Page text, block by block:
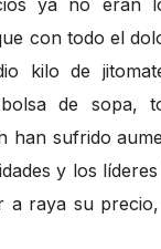
ya no eran
con todo el
kilo de
de sopa,
han sufrido
y los
a raya su